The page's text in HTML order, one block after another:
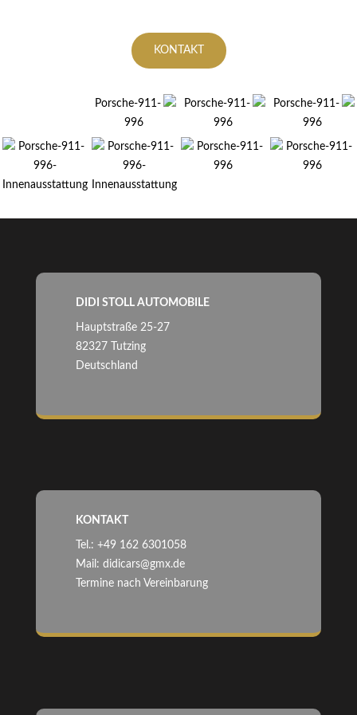
KONTAKT
DIDI STOLL AUTOMOBILE
Hauptstraße 25-27
82327 Tutzing
Deutschland
KONTAKT
Tel.: +49 162 6301058
Mail: didicars@gmx.de
Termine nach Vereinbarung